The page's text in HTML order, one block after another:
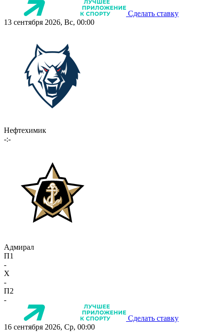
Сделать ставку
13 сентября 2026, Вс, 00:00
Нефтехимик
-:-
Адмирал
П1
-
X
-
П2
-
Сделать ставку
16 сентября 2026, Ср, 00:00